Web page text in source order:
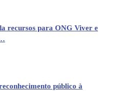
recursos para ONG Viver e
público à